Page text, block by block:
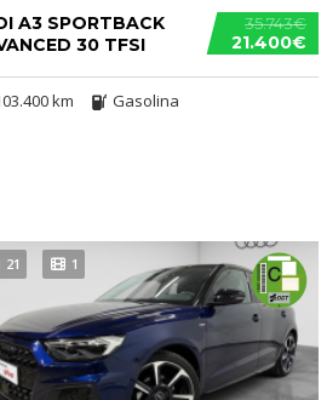
35.743€
21.400€
A3 SPORTBACK
30 TFSI
km Gasolina
21 1